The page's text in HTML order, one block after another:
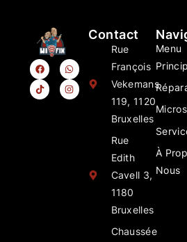
Contact
Rue
François
Vekemans
119, 1120
Bruxelles
Rue
Edith
Cavell 3,
1180
Bruxelles
Chaussée
Menu
À
Nous